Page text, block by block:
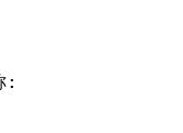
: